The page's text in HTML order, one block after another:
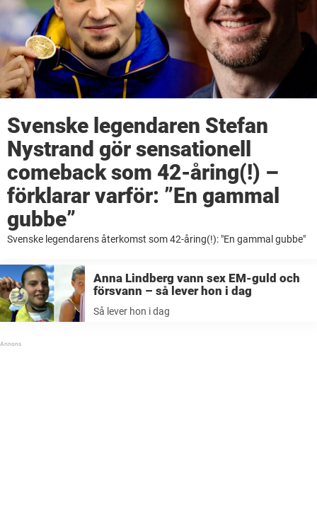
Svenske legendaren Stefan
Nystrand gör sensationell
comeback som 42-åring(!) –
förklarar varför: ”En gammal
gubbe”
Svenske legendarens återkomst som 42-åring(!): "En gammal gubbe"
Anna Lindberg vann sex EM-guld och
försvann – så lever hon i dag
Så lever hon i dag